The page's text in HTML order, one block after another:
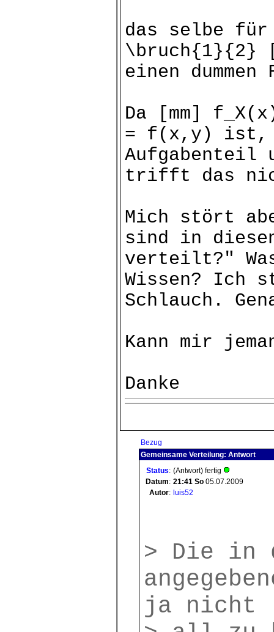
das selbe für
\bruch{1}{2}
einen
Da [mm]
= f(x,y) ist,
Aufgabenteil
trifft das
Mich stört
sind in
verteilt?"
Wissen? Ich
Schlauch.
Kann mir
Danke
Bezug
Gemeinsame Verteilung: Antwort
Status: (Antwort) fertig
Datum: 21:41 So 05.07.2009
Autor: luis52
> Die in
ja nicht